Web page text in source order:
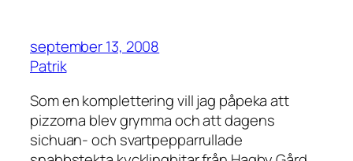
september 13, 2008
Patrik
Som en komplettering vill jag påpeka att
pizzorna blev grymma och att dagens
sichuan- och svartpepparrullade